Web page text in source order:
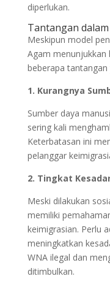
diperlukan.
Tantangan
Meskipun model
Agam menunjukkan
beberapa tantangan
1. Kurangnya
Sumber daya
sering kali
Keterbatasan ini
pelanggar
2. Tingkat
Meski dilakukan
memiliki
keimigrasian. Perlu
meningkatkan
WNA ilegal dan
ditimbulkan.